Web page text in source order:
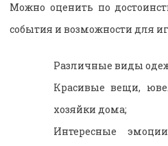
Можно оценить по
события и возможности для
Различные виды
Красивые вещи,
хозяйки дома;
Интересные